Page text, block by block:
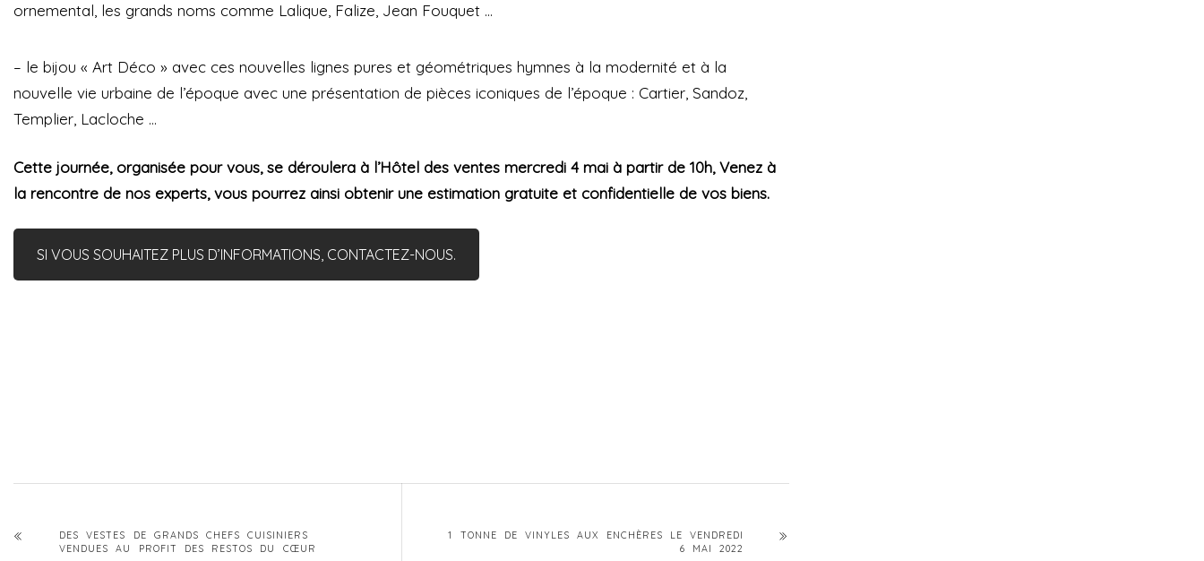
ornemental, les grands noms comme Lalique, Falize, Jean Fouquet …
– le bijou « Art Déco » avec ces nouvelles lignes pures et géométriques hymnes à la modernité et à la
nouvelle vie urbaine de l’époque avec une présentation de pièces iconiques de l’époque : Cartier, Sandoz,
Templier, Lacloche …
Cette journée, organisée pour vous, se déroulera à l’Hôtel des ventes mercredi 4 mai à partir de 10h, Venez à
la rencontre de nos experts, vous pourrez ainsi obtenir une estimation gratuite et confidentielle de vos biens.
SI VOUS SOUHAITEZ PLUS D’INFORMATIONS, CONTACTEZ-NOUS.
DES VESTES DE GRANDS CHEFS CUISINIERS
VENDUES AU PROFIT DES RESTOS DU CŒUR
1 TONNE DE VINYLES AUX ENCHÈRES LE VENDREDI
6 MAI 2022